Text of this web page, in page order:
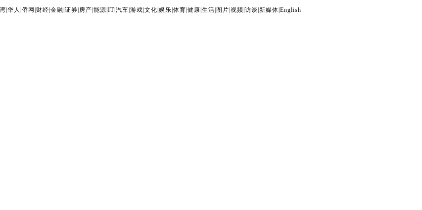
华人 侨网 财经 金融 证券 房产 能源 IT| 汽车 游戏 文化 娱乐 体育 健康 生活 图片 视频 访谈 新媒体 English